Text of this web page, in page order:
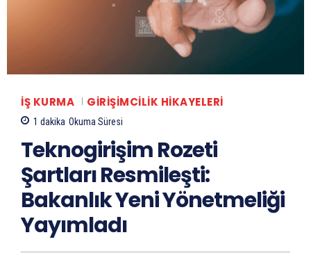
İŞ KURMA GIRIŞIMCILIK HIKAYELERI
1 dakika Okuma Süresi
Teknogirişim Rozeti
Şartları Resmileşti:
Bakanlık Yeni Yönetmeliği
Yayımladı